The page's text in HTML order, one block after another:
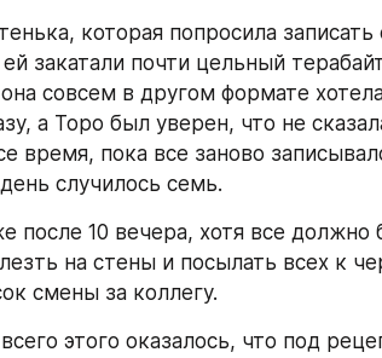
которая попросила
ей закатали почти цельный
совсем в другом формате
а Торо был уверен, что не
время, пока все заново
случилось семь.
после 10 вечера, хотя все должно
на стены и посылать всех к
смены за коллегу.
этого оказалось, что под